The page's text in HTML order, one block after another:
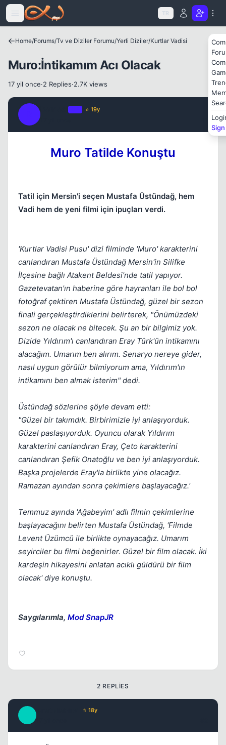
Icerige atla
TR
Home/Forums/Tv ve Diziler Forumu/Yerli Diziler/Kurtlar Vadisi
Muro:İntikamım Acı Olacak
17 yil once·2 Replies·2.7K views
⭐ 19y
Muro Tatilde Konuştu
Tatil için Mersin'i seçen Mustafa Üstündağ, hem
Vadi hem de yeni filmi için ipuçları verdi.
'Kurtlar Vadisi Pusu' dizi filminde 'Muro' karakterini
canlandıran Mustafa Üstündağ Mersin'in Silifke
İlçesine bağlı Atakent Beldesi'nde tatil yapıyor.
Gazetevatan'ın haberine göre hayranları ile bol bol
fotoğraf çektiren Mustafa Üstündağ, güzel bir sezon
finali gerçekleştirdiklerini belirterek, "Önümüzdeki
sezon ne olacak ne bitecek. Şu an bir bilgimiz yok.
Dizide Yıldırım'ı canlandıran Eray Türk'ün intikamını
alacağım. Umarım ben alırım. Senaryo nereye gider,
nasıl uygun görülür bilmiyorum ama, Yıldırım'ın
intikamını ben almak isterim" dedi.
Üstündağ sözlerine şöyle devam etti:
"Güzel bir takımdık. Birbirimizle iyi anlaşıyorduk.
Güzel paslaşıyorduk. Oyuncu olarak Yıldırım
karakterini canlandıran Eray, Çeto karakterini
canlandıran Şefik Onatoğlu ve ben iyi anlaşıyorduk.
Başka projelerde Eray'la birlikte yine olacağız.
Ramazan ayından sonra çekimlere başlayacağız.'
Temmuz ayında 'Ağabeyim' adlı filmin çekimlerine
başlayacağını belirten Mustafa Üstündağ, 'Filmde
Levent Üzümcü ile birlikte oynayacağız. Umarım
seyirciler bu filmi beğenirler. Güzel bir film olacak. İki
kardeşin hikayesini anlatan acıklı güldürü bir film
olacak' diye konuştu.
Saygılarımla, Mod SnapJR
Kapat
2 REPLIES
⭐ 18y